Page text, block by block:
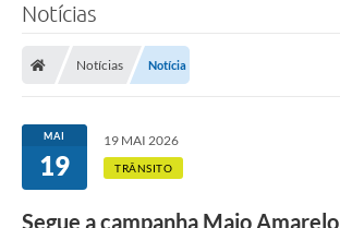
Licitações / PCA
Transparência
Notícias
Notícias Notícia
MAI
19
19 MAI 2026
TRÂNSITO
Segue a campanha Maio Amarelo